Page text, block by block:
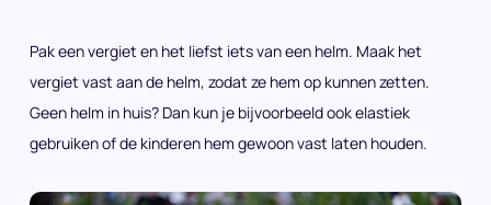
Pak een vergiet en het liefst iets van een helm. Maak het
vergiet vast aan de helm, zodat ze hem op kunnen zetten.
Geen helm in huis? Dan kun je bijvoorbeeld ook elastiek
gebruiken of de kinderen hem gewoon vast laten houden.